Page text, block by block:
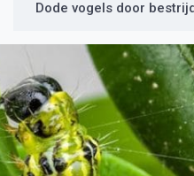
Dode vogels door